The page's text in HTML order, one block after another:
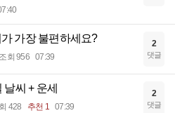
가장 불편하세요?
조회 956 07:39
2
댓글
씨 + 운세
428 추천 1 07:39
2
댓글